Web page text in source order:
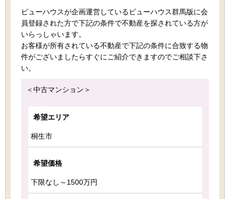
ビューハウスが企画運営しているビューハウス群馬版に会
員登録された方で下記の条件で不動産を探されている方が
いらっしゃいます。
お客様が所有されている不動産で下記の条件に合致する物
件がございましたらすぐにご紹介できますのでご相談下さ
い。
＜中古マンション＞
希望エリア
桐生市
希望価格
下限なし～1500万円